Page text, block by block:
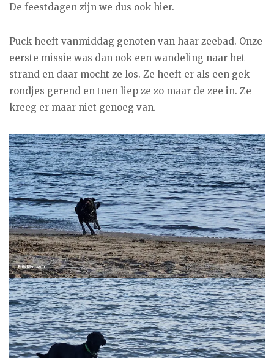
De feestdagen zijn we dus ook hier.
Puck heeft vanmiddag genoten van haar zeebad. Onze
eerste missie was dan ook een wandeling naar het
strand en daar mocht ze los. Ze heeft er als een gek
rondjes gerend en toen liep ze zo maar de zee in. Ze
kreeg er maar niet genoeg van.